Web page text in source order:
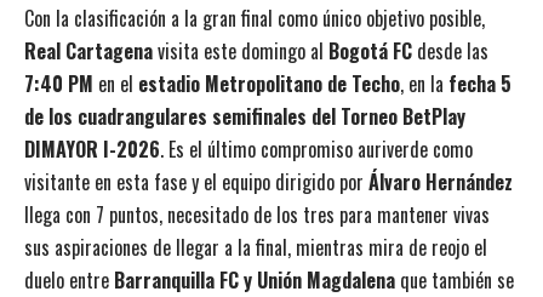
Con la clasificación a la gran final como único objetivo posible,
Real Cartagenavisita este domingo al Bogotá FC desde las
7:40 PM en el estadio Metropolitano de Techo, en la fecha 5
de los cuadrangulares semifinales del Torneo BetPlay
DIMAYOR I-2026. Es el último compromiso auriverde como
visitante en esta fase y el equipo dirigido por Álvaro Hernández
llega con 7 puntos, necesitado de los tres para mantener vivas
sus aspiraciones de llegar a la final, mientras mira de reojo el
duelo entre Barranquilla FC y Unión Magdalena que también se